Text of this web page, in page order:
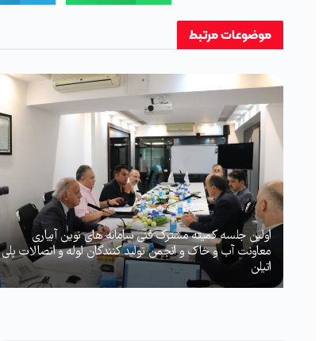
موضوعاتمرتبط
اولین جلسه کمیته مشترک فنی سامانه های نوین آبیاری
معاونت آب و خاک و انجمن تولید کنندگان لوله و اتصالات پلی
اتیلن